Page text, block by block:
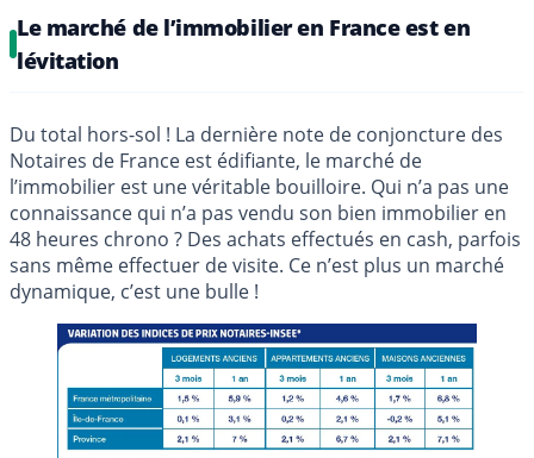
Le marché de l’immobilier en France est en
lévitation
Du total hors-sol ! La dernière note de conjoncture des
Notaires de France est édifiante, le marché de
l’immobilier est une véritable bouilloire. Qui n’a pas une
connaissance qui n’a pas vendu son bien immobilier en
48 heures chrono ? Des achats effectués en cash, parfois
sans même effectuer de visite. Ce n’est plus un marché
dynamique, c’est une bulle !